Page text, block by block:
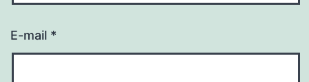
E-mail *